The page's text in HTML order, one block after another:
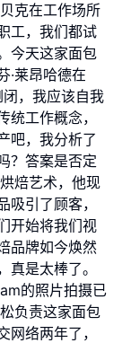
克在工作场所
工，我们都试
今天这家面包
·莱昂哈德在
，我应该自我
工作概念，
吧，我分析了
？答案是否定
焙艺术，他现
引了顾客，
开始将我们视
品牌如今焕然
是太棒了。
的照片拍摄已
负责这家面包
络两年了，